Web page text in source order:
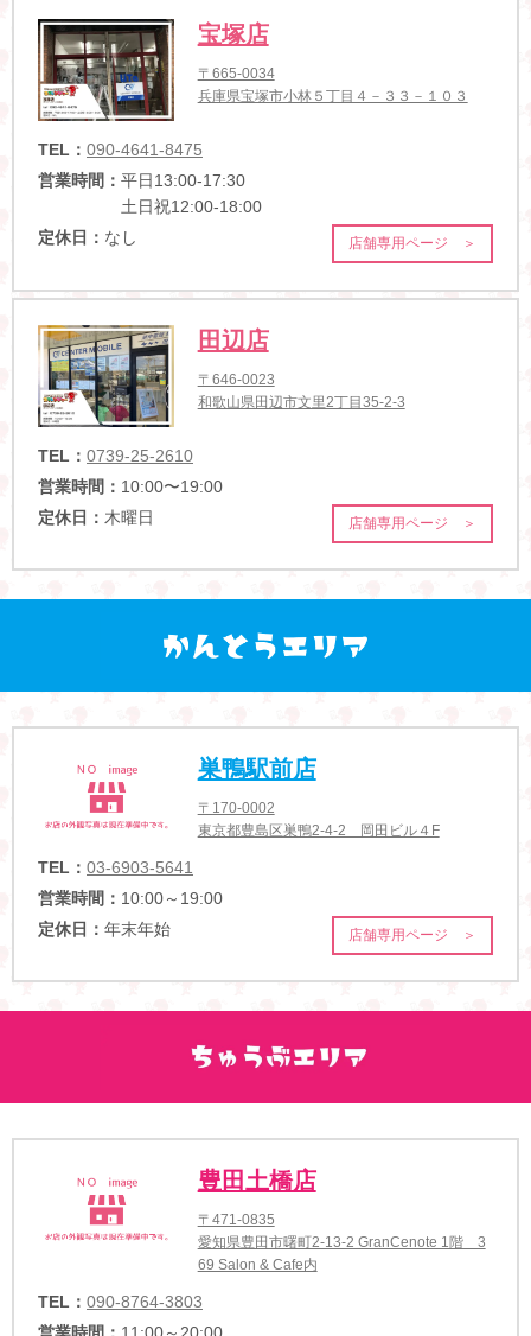
宝塚店
〒665-0034
兵庫県宝塚市小林５丁目４－３３－１０３
TEL： 090-4641-8475
営業時間： 平日13:00-17:30
土日祝12:00-18:00
定休日： なし 店舗専用ページ ＞
田辺店
〒646-0023
和歌山県田辺市文里2丁目35-2-3
TEL： 0739-25-2610
営業時間： 10:00〜19:00
定休日： 木曜日 店舗専用ページ ＞
巣鴨駅前店
〒170-0002
東京都豊島区巣鴨2-4-2 岡田ビル４F
TEL： 03-6903-5641
営業時間： 10:00～19:00
定休日： 年末年始 店舗専用ページ ＞
豊田土橋店
〒471-0835
愛知県豊田市曙町2-13-2 GranCenote 1階 3
69 Salon & Cafe内
TEL： 090-8764-3803